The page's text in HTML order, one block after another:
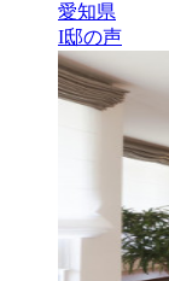
愛知県
I邸の声